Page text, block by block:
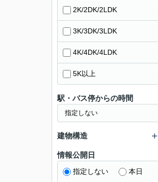
2K/2DK/2LDK
3K/3DK/3LDK
4K/4DK/4LDK
5K以上
駅・バス停からの時間
建物構造
情報公開日
指定しない 本日